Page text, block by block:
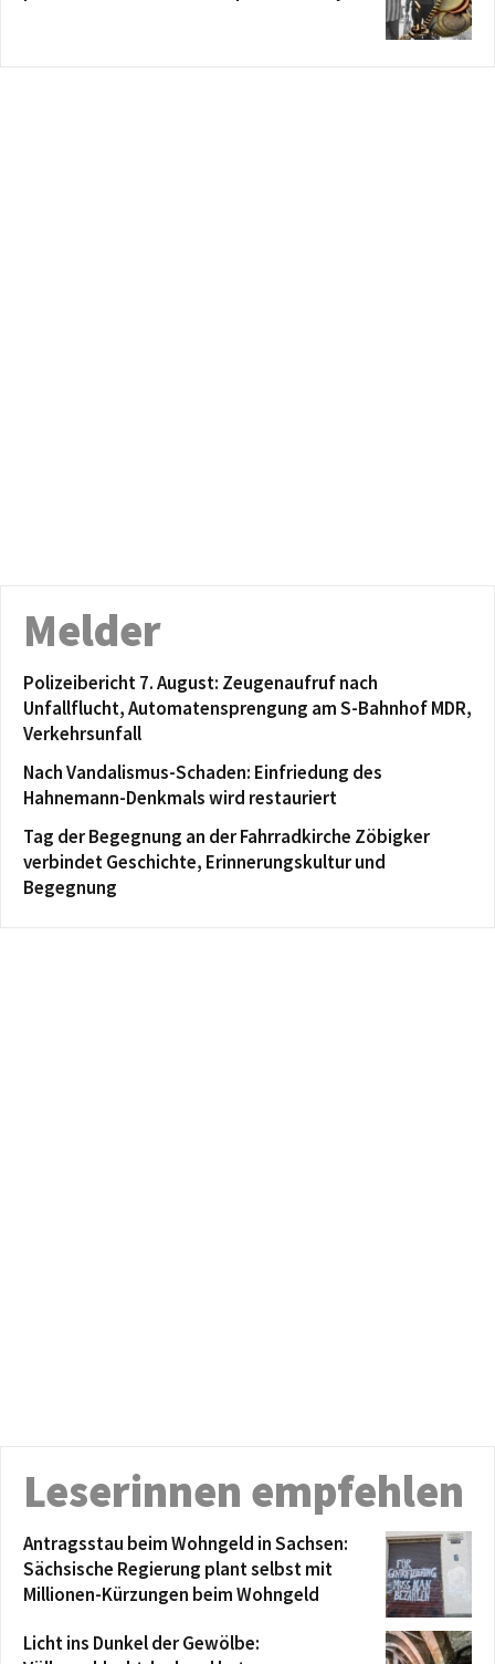
Melder
Polizeibericht 7. August: Zeugenaufruf nach
Unfallflucht, Automatensprengung am S-Bahnhof MDR,
Verkehrsunfall
Nach Vandalismus-Schaden: Einfriedung des
Hahnemann-Denkmals wird restauriert
Tag der Begegnung an der Fahrradkirche Zöbigker
verbindet Geschichte, Erinnerungskultur und
Begegnung
Leserinnen empfehlen
Antragsstau beim Wohngeld in Sachsen:
Sächsische Regierung plant selbst mit
Millionen-Kürzungen beim Wohngeld
Licht ins Dunkel der Gewölbe: